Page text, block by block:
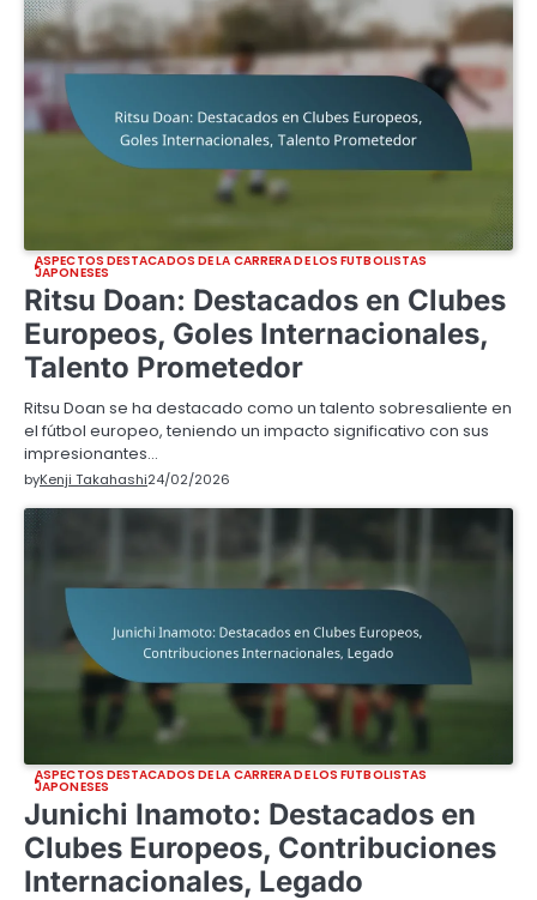
ASPECTOS DESTACADOS DE LA CARRERA DE LOS FUTBOLISTAS
JAPONESES
Ritsu Doan: Destacados en Clubes
Europeos, Goles Internacionales,
Talento Prometedor
Ritsu Doan se ha destacado como un talento sobresaliente en
el fútbol europeo, teniendo un impacto significativo con sus
impresionantes…
byKenji Takahashi24/02/2026
ASPECTOS DESTACADOS DE LA CARRERA DE LOS FUTBOLISTAS
JAPONESES
Junichi Inamoto: Destacados en
Clubes Europeos, Contribuciones
Internacionales, Legado